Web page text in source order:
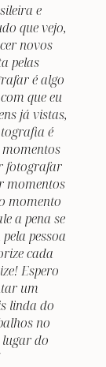
e
que vejo,
novos
pelas
é algo
que eu
já vistas,
é
fotografar
momentos
momento
a pena se
pessoa
cada
Espero
um
linda do
no
do